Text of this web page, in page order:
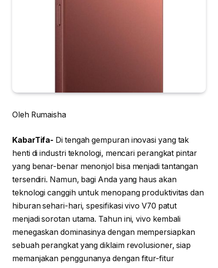
Oleh Rumaisha
KabarTifa- Di tengah gempuran inovasi yang tak
henti di industri teknologi, mencari perangkat pintar
yang benar-benar menonjol bisa menjadi tantangan
tersendiri. Namun, bagi Anda yang haus akan
teknologi canggih untuk menopang produktivitas dan
hiburan sehari-hari, spesifikasi vivo V70 patut
menjadi sorotan utama. Tahun ini, vivo kembali
menegaskan dominasinya dengan mempersiapkan
sebuah perangkat yang diklaim revolusioner, siap
memanjakan penggunanya dengan fitur-fitur